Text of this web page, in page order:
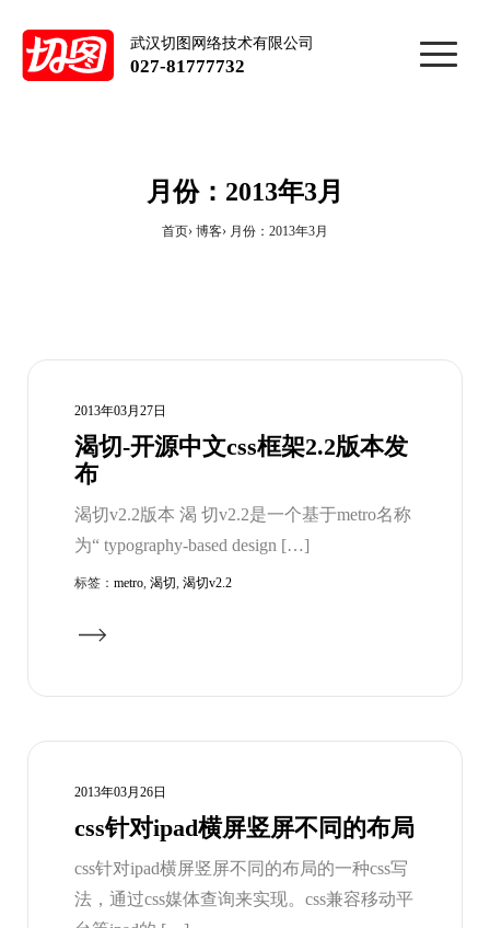
武汉切图网络技术有限公司
027-81777732
月份：2013年3月
首页 博客 月份：2013年3月
2013年03月27日
渴切-开源中文css框架2.2版本发
布
渴切v2.2版本 渴 切v2.2是一个基于metro名称
为“ typography-based design […]
标签： metro, 渴切, 渴切v2.2
2013年03月26日
css针对ipad横屏竖屏不同的布局
css针对ipad横屏竖屏不同的布局的一种css写
法，通过css媒体查询来实现。css兼容移动平